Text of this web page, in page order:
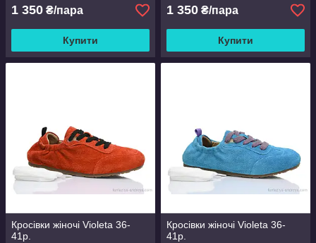
1 350 ₴/пара
Купити
1 350 ₴/пара
Купити
Кросівки жіночі Violeta 36-
41р.
Кросівки жіночі Violeta 36-
41р.